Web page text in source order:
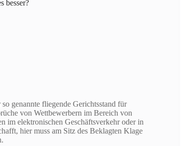
besser?
genannte fliegende Gerichtsstand für
von Wettbewerbern im Bereich von
im elektronischen Geschäftsverkehr oder in
hier muss am Sitz des Beklagten Klage